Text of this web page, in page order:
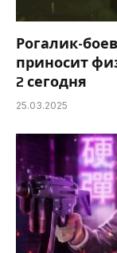
Рогалик-
приносит
2 сегодня
25.03.2025